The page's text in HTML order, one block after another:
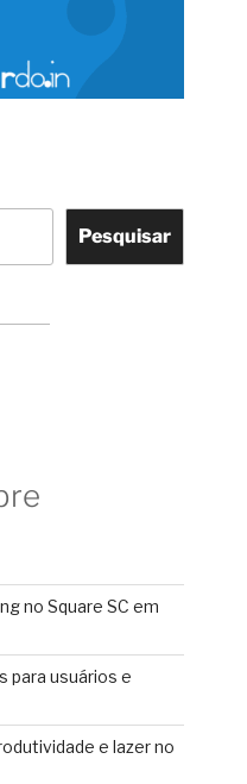
Pesquisar
no Square SC em
para usuários e
e lazer no